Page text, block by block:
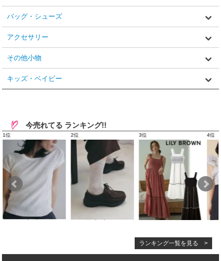
バッグ・シューズ
アクセサリー
その他小物
キッズ・ベイビー
今売れてる ランキング!!
ランキング一覧を見る >